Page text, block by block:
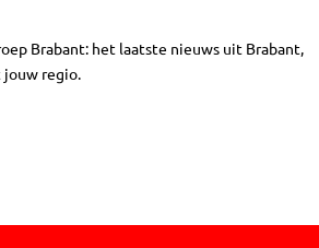
Brabant: het laatste nieuws uit Brabant,
regio.